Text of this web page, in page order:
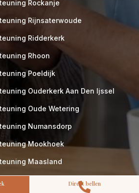
M
op!
gezichten
Rockanje
Rijnsaterwoude
Ridderkerk
Rhoon
Poeldijk
Ouderkerk Aan Den Ijssel
Oude Wetering
Numansdorp
Mookhoek
Maasland
Leidschendam

Direct bellen